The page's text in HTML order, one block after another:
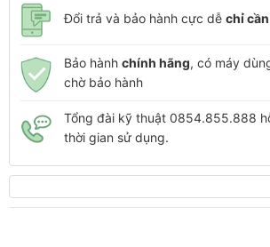
Đổi trả và bảo hành cực dễ chỉ
Bảo hành chính hãng, có máy
chờ bảo hành
Tổng đài kỹ thuật 0854.855.888
thời gian sử dụng.